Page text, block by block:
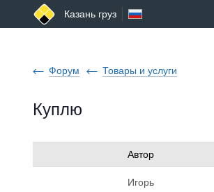
Казань груз
Форум Товары и услуги
Куплю
Автор
Игорь